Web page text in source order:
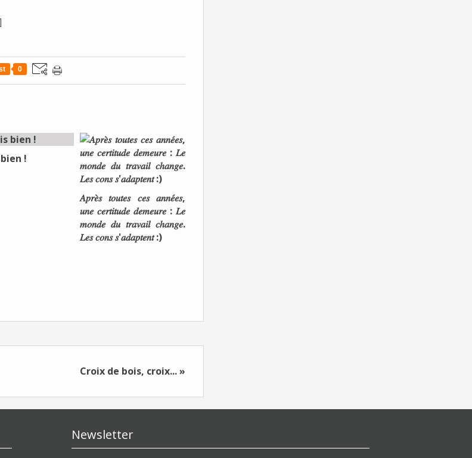
0
!
𝐴𝑝𝑟𝑒̀𝑠 𝑡𝑜𝑢𝑡𝑒𝑠 𝑐𝑒𝑠 𝑎𝑛𝑛𝑒́𝑒𝑠,
𝑢𝑛𝑒 𝑐𝑒𝑟𝑡𝑖𝑡𝑢𝑑𝑒 𝑑𝑒𝑚𝑒𝑢𝑟𝑒 : 𝐿𝑒
𝑚𝑜𝑛𝑑𝑒 𝑑𝑢 𝑡𝑟𝑎𝑣𝑎𝑖𝑙 𝑐ℎ𝑎𝑛𝑔𝑒.
𝐿𝑒𝑠 𝑐𝑜𝑛𝑠 𝑠'𝑎𝑑𝑎𝑝𝑡𝑒𝑛𝑡 :)
Croix de bois, croix... »
Newsletter